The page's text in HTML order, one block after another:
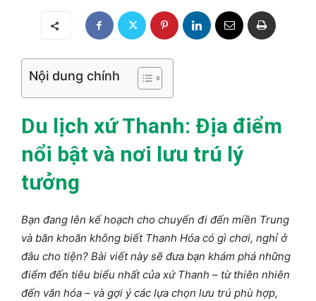
Nội dung chính
Du lịch xứ Thanh: Địa điểm
nổi bật và nơi lưu trú lý
tưởng
Bạn đang lên kế hoạch cho chuyến đi đến miền Trung
và băn khoăn không biết Thanh Hóa có gì chơi, nghỉ ở
đâu cho tiện? Bài viết này sẽ đưa bạn khám phá những
điểm đến tiêu biểu nhất của xứ Thanh – từ thiên nhiên
đến văn hóa – và gợi ý các lựa chọn lưu trú phù hợp,